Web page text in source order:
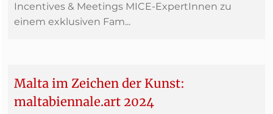
Incentives & Meetings MICE-ExpertInnen zu
einem exklusiven Fam...
Malta im Zeichen der Kunst:
maltabiennale.art 2024